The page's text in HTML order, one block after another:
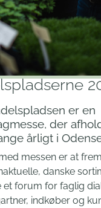
er en
der
årligt i
messen er at
danske
et forum for faglig
indkøber og